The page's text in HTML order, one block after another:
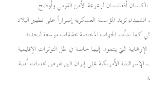
أفغانستان لزعزعة الأمن القومي وأوضح
تزيد المؤسسة العسكرية إصراراً على تطهير البلاد
كما بدأت الجهات المختصة تحقيقات موسعة لتحديد
التي ينتمون إليها خاصة في ظل التوترات الإقليمية
الإسرائيلية الأمريكية على إيران التي تفرض تحديات أمنية